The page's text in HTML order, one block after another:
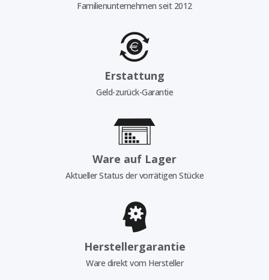
Familienunternehmen seit 2012
Erstattung
Geld-zurück-Garantie
Ware auf Lager
Aktueller Status der vorrätigen Stücke
Herstellergarantie
Ware direkt vom Hersteller